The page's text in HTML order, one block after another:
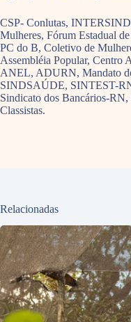
CSP- Conlutas,
Mulheres, Fórum Estadual
PC do B, Coletivo de
Assembléia Popular, Centro
ANEL, ADURN, Mandato
SINDSAÚDE, SINTEST-
Sindicato dos Bancários-
Classistas.
Relacionadas